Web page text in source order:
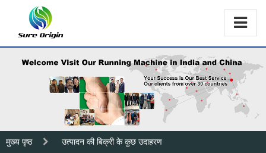
मुख्य पृष्ठ उत्पादन की बिक्री के कुछ उदाहरण